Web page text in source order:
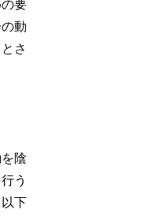
要
動
さ
陰
う
下